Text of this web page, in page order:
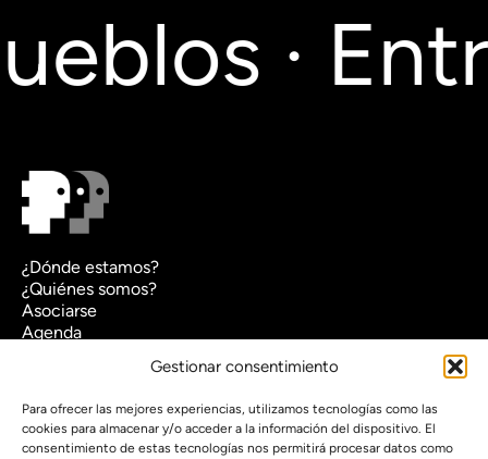
Gestionar consentimiento
Para ofrecer las mejores experiencias, utilizamos tecnologías como las
cookies para almacenar y/o acceder a la información del dispositivo. El
consentimiento de estas tecnologías nos permitirá procesar datos como
·
¿Dónde estamos?
¿Quiénes somos?
Asociarse
Agenda
Política de privacidad